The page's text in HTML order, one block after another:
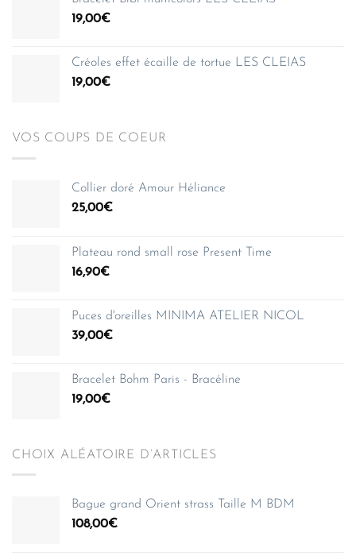
35,00€
19,00€
Créoles effet écaille de tortue LES CLEIAS
19,00€
VOS COUPS DE COEUR
Collier doré Amour Héliance
25,00€
Plateau rond small rose Present Time
16,90€
Puces d'oreilles MINIMA ATELIER NICOL
39,00€
Bracelet Bohm Paris - Bracéline
19,00€
CHOIX ALÉATOIRE D’ARTICLES
Bague grand Orient strass Taille M BDM
108,00€